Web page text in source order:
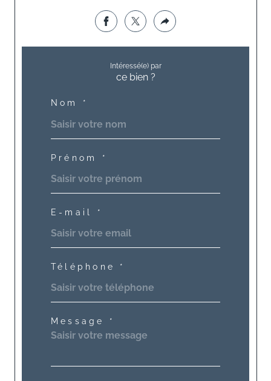
Intéressé(e) par
ce bien ?
Nom *
Prénom *
E-mail *
Téléphone *
Message *